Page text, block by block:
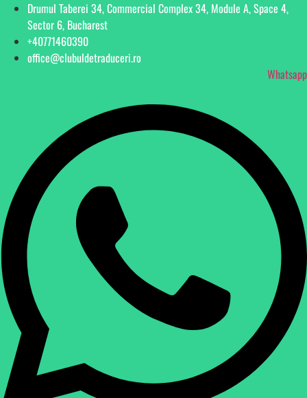
Drumul Taberei 34, Commercial Complex 34, Module A, Space 4,
Sector 6, Bucharest
+40771460390
office@clubuldetraduceri.ro
Whatsapp